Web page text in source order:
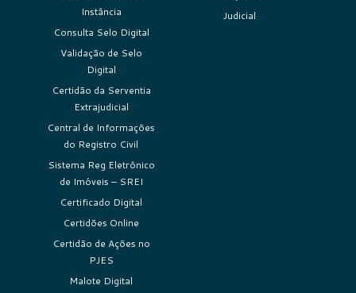
Instância
Consulta Selo Digital
Validação de Selo
Digital
Certidão da Serventia
Extrajudicial
Central de Informações
do Registro Civil
Sistema Reg Eletrônico
de Imóveis – SREI
Certificado Digital
Certidões Online
Certidão de Ações no
PJES
Malote Digital
Judicial